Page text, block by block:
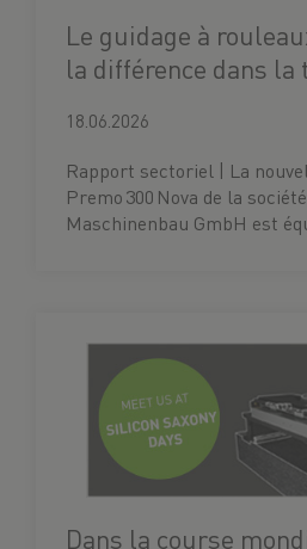
Le guidage à
la différence dans la
18.06.2026
Rapport sectoriel | La
Premo 300 Nova de la
Maschinenbau GmbH est
Dans la course